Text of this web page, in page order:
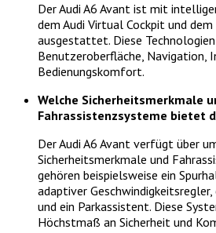
Der Audi A6 Avant ist mit
dem Audi Virtual Cockpit und
ausgestattet. Diese
Benutzeroberfläche, Navigation,
Bedienungskomfort.
Welche Sicherheitsmerkmale
Fahrassistenzsysteme bietet
Der Audi A6 Avant verfügt über
Sicherheitsmerkmale und
gehören beispielsweise ein
adaptiver
und ein Parkassistent. Diese
Höchstmaß an Sicherheit und